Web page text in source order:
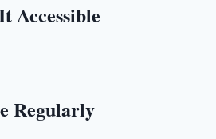
Accessible
Regularly